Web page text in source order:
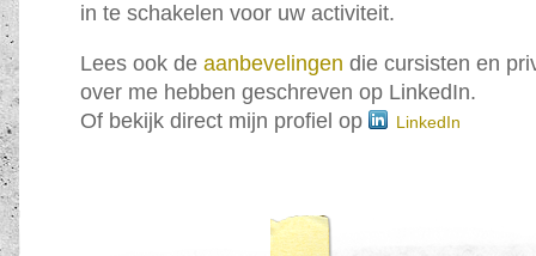
in te schakelen voor uw activiteit.
Lees ook de aanbevelingen die cursisten en
over me hebben geschreven op LinkedIn.
Of bekijk direct mijn profiel op
LinkedIn